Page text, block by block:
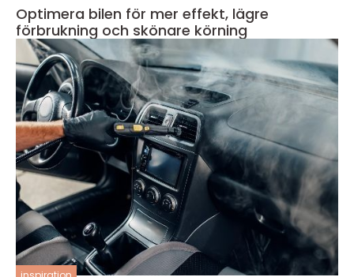
Optimera bilen för mer effekt, lägre
förbrukning och skönare körning